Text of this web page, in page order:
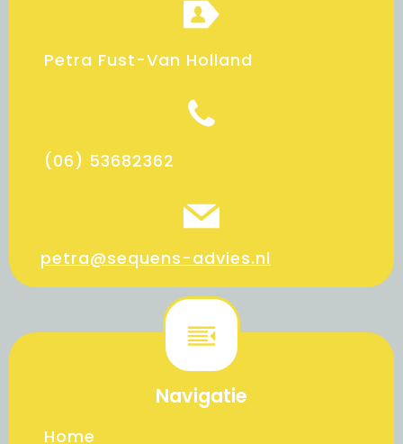
Petra Fust-Van Holland
(06) 53682362
petra@sequens-advies.nl
Navigatie
Home